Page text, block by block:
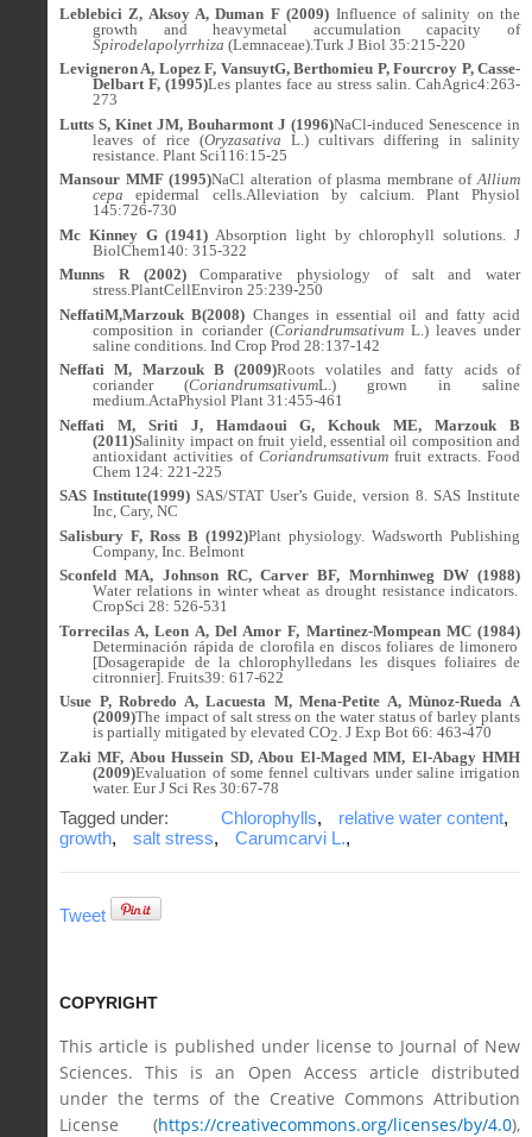
Leblebici Z, Aksoy A, Duman F (2009) Influence of salinity on the
growth and heavymetal accumulation capacity of
Spirodelapolyrrhiza (Lemnaceae).Turk J Biol 35:215-220
Levigneron A, Lopez F, VansuytG, Berthomieu P, Fourcroy P, Casse-
Delbart F, (1995)Les plantes face au stress salin.CahAgric4:263-
273
Lutts S, Kinet JM, Bouharmont J (1996)NaCl-induced Senescence in
leaves of rice (Oryzasativa L.) cultivars differing in salinity
resistance. Plant Sci116:15-25
Mansour MMF (1995)NaCl alteration of plasma membrane ofAllium
cepa epidermal cells.Alleviation by calcium. Plant Physiol
145:726-730
Mc Kinney G (1941) Absorption light by chlorophyll solutions. J
BiolChem140: 315-322
Munns R (2002)Comparative physiology of salt and water
stress.PlantCellEnviron 25:239-250
NeffatiM,Marzouk B(2008) Changes in essential oil and fatty acid
composition in coriander (CoriandrumsativumL.) leaves under
saline conditions.Ind Crop Prod 28:137-142
Neffati M, Marzouk B (2009)Roots volatiles and fatty acids of
coriander (CoriandrumsativumL.) grown in saline
medium.ActaPhysiol Plant 31:455-461
Neffati M, Sriti J, Hamdaoui G, Kchouk ME, Marzouk B
(2011)Salinity impact on fruit yield, essential oil composition and
antioxidant activities of Coriandrumsativumfruit extracts. Food
Chem 124: 221-225
SAS Institute(1999) SAS/STAT User’s Guide, version 8. SAS Institute
Inc, Cary, NC
Salisbury F, Ross B (1992)Plant physiology. Wadsworth Publishing
Company, Inc. Belmont
Sconfeld MA, Johnson RC, Carver BF, Mornhinweg DW (1988)
Water relations in winter wheat as drought resistance indicators.
CropSci 28: 526-531
Torrecilas A, Leon A, Del Amor F, Martinez-Mompean MC (1984)
Determinación rápida de clorofila en discos foliares de limonero
[Dosagerapide de la chlorophylledans les disques foliaires de
citronnier].Fruits39: 617-622
Usue P, Robredo A, Lacuesta M, Mena-Petite A, Mùnoz-Rueda A
(2009)The impact of salt stress on the water status of barley plants
is partially mitigated by elevated CO2.J Exp Bot 66: 463-470
Zaki MF, Abou Hussein SD, Abou El-Maged MM, El-Abagy HMH
(2009)Evaluation of some fennel cultivars under saline irrigation
water. Eur J Sci Res 30:67-78
Tagged under: Chlorophylls, relative water content,
growth, salt stress, Carumcarvi L.,
Tweet
COPYRIGHT
This article is published under license to Journal of New
Sciences. This is an Open Access article distributed
under the terms of the Creative Commons Attribution
License (https://creativecommons.org/licenses/by/4.0),